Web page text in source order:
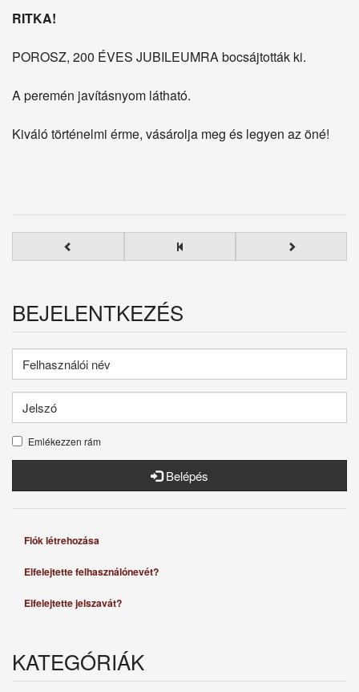
RITKA!
POROSZ, 200 ÉVES JUBILEUMRA bocsájtották ki.
A peremén javításnyom látható.
Kiváló történelmi érme, vásárolja meg és legyen az öné!
BEJELENTKEZÉS
Emlékezzen rám
Belépés
Fiók létrehozása
Elfelejtette felhasználónevét?
Elfelejtette jelszavát?
KATEGÓRIÁK